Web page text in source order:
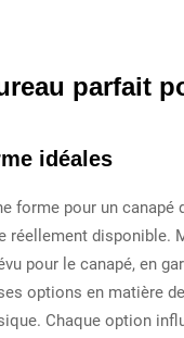
parfait
idéales
forme pour un canapé
réellement disponible.
pour le canapé, en
options en matière
Chaque option